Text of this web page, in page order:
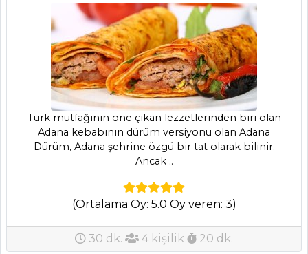
Salata Tarifi, Nasıl
Yapılır?
Közlenmiş Sebze
Salatası Tarifi, Nasıl
Yapılır?
Salatalar Tüm
Tarifleri
Mevlevi Pilavı
(Hassaten Lokma
Tarifi, Nasıl Yapılır?)
Türk mutfağının öne çıkan lezzetlerinden biri olan
Adana kebabının dürüm versiyonu olan Adana
Dürüm, Adana şehrine özgü bir tat olarak bilinir.
Ancak ..
(Ortalama Oy: 5.0 Oy veren: 3)
30 dk. 4 kişilik 20 dk.